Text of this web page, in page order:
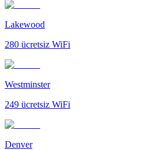
Lakewood
280 ücretsiz WiFi
Westminster
249 ücretsiz WiFi
Denver